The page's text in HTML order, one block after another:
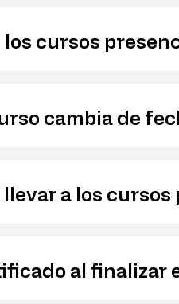
cursos
cambia de
a los cursos
al finalizar